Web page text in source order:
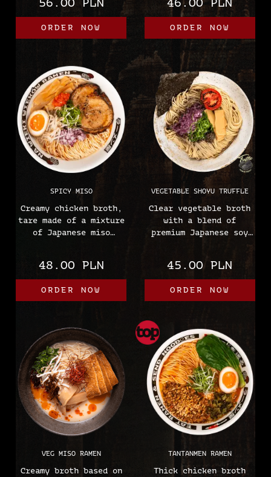
ajitsuke egg, naruto
(fish cake), beef,
chiyu oil, homemade
ramen noodles.
(soy, wheat, egg,
fish, gluten)
56.00 PLN
ORDER NOW
sprouts, chives, half
an ajitsuke egg, chiyu
oil, homemade ramen
noodles.
Allergens:
(soy, wheat, sesame,
mustard, egg, gluten)
46.00 PLN
ORDER NOW
SPICY MISO
Creamy chicken broth,
tare made of a mixture
of Japanese miso
spicy pepper paste,
menma, mung bean
sprouts, chives, half
ramen noodles,
togarashi
Allergens:
(soy, wheat, sesame,
mustard, egg, gluten)
48.00 PLN
ORDER NOW
VEGETABLE SHOYU TRUFFLE
Clear vegetable broth
with a blend of
premium Japanese soy
sauces, truffle paste,
chives, grilled
tomato, chives oil,
nori, leek brushwood,
(soy, wheat, gluten)
45.00 PLN
ORDER NOW
VEG MISO RAMEN
Creamy broth based on
TANTANMEN RAMEN
Thick chicken broth